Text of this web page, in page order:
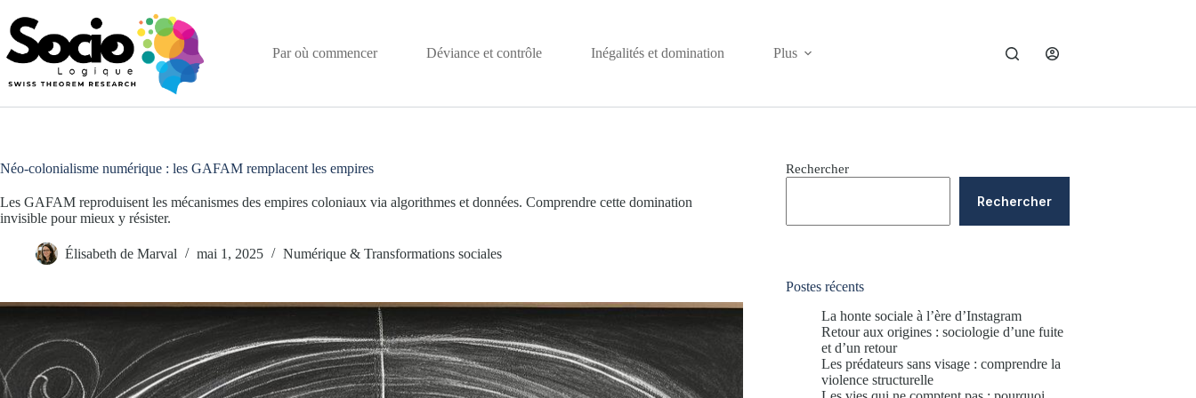
au
contenu
Par où commencer
Déviance et contrôle Inégalités et domination Plus
Néo-colonialisme numérique : les GAFAM remplacent les empires
Les GAFAM reproduisent les mécanismes des empires coloniaux via algorithmes et données. Comprendre cette domination
invisible pour mieux y résister.
Élisabeth de Marval mai 1, 2025 Numérique & Transformations sociales
Rechercher
Rechercher
Postes récents
La honte sociale à l’ère d’Instagram
Retour aux origines : sociologie d’une fuite
et d’un retour
Les prédateurs sans visage : comprendre la
violence structurelle